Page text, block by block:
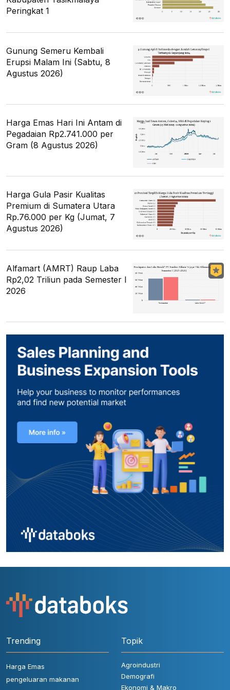
Peringkat 1
Gunung Semeru Kembali
Erupsi Malam Ini (Sabtu, 8
Agustus 2026)
Harga Emas Hari Ini Antam di
Pegadaian Rp2.741.000 per
Gram (8 Agustus 2026)
Harga Gula Pasir Kualitas
Premium di Sumatera Utara
Rp.76.000 per Kg (Jumat, 7
Agustus 2026)
Alfamart (AMRT) Raup Laba
Rp2,02 Triliun pada Semester I
2026
Trending
Harga Emas
pengeluaran makanan
Topik
Agroindustri
Demografi
Ekonomi & Makro